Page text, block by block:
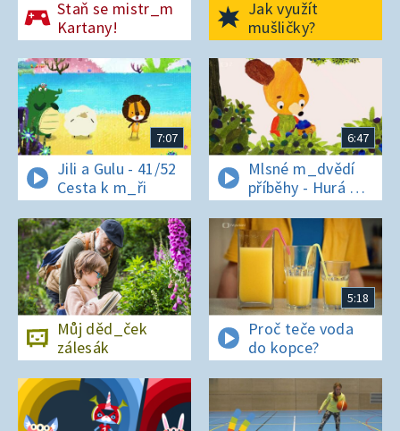
Staň se mistr_m
Kartany!
Jak využít
mušličky?
7:07
Jili a Gulu - 41/52
Cesta k m_ři
6:47
Mlsné m_dvědí
příběhy - Hurá na
bor_vky
Můj děd_ček
zálesák
5:18
Proč teče voda
do kopce?